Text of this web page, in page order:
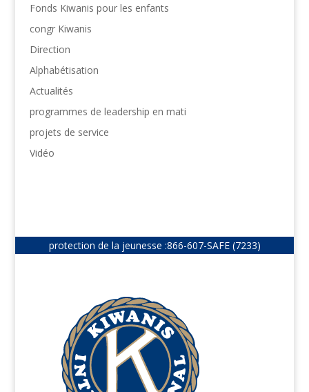
Fonds Kiwanis pour les enfants
congr Kiwanis
Direction
Alphabétisation
Actualités
programmes de leadership en mati
projets de service
Vidéo
protection de la jeunesse :866-607-SAFE (7233)